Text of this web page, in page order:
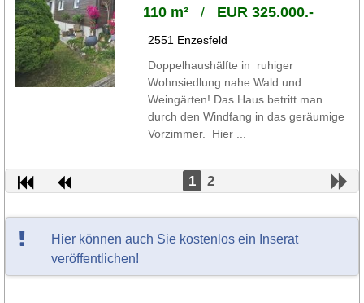
110 m²/ EUR 325.000.-
2551 Enzesfeld
Doppelhaushälfte in ruhiger
Wohnsiedlung nahe Wald und
Weingärten! Das Haus betritt man
durch den Windfang in das geräumige
Vorzimmer. Hier ...
1 2
Hier können auch Sie kostenlos ein Inserat
veröffentlichen!